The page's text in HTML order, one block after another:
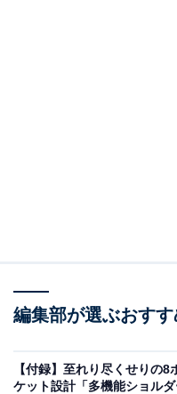
編集部が選ぶおす
【付録】至れり尽くせりの8
ケット設計「多機能ショル